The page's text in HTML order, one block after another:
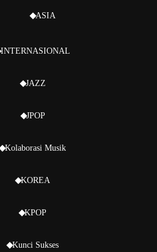
ASIA
INTERNASIONAL
JAZZ
JPOP
Kolaborasi Musik
KOREA
KPOP
Kunci Sukses